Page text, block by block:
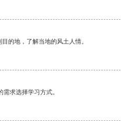
的地，了解当地的风土人情。
求选择学习方式。